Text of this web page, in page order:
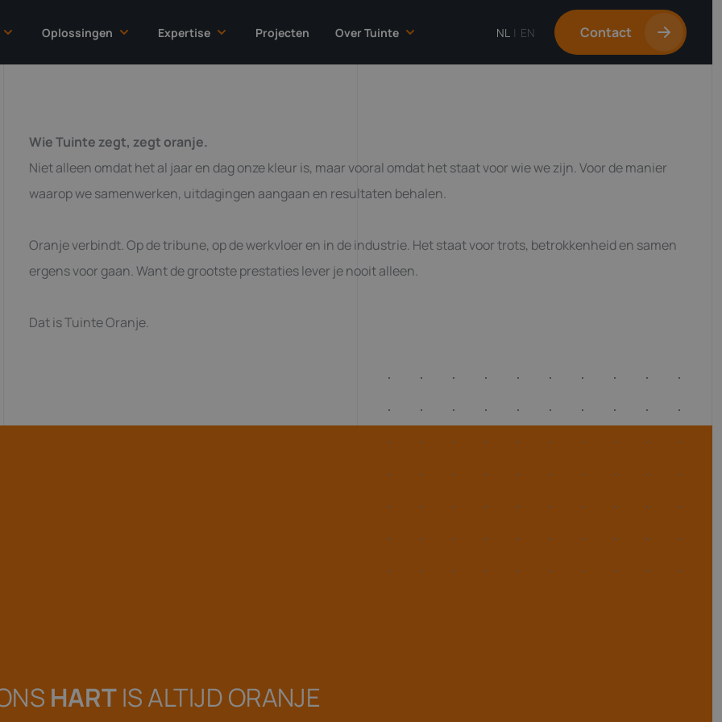
Food
goods
Oplossingen
Complexe onderdelenproductie
Modulebouw
Tooling
Expertise
CNC frezen
CNC draaien
Plaatbewerking & constructie
Projecten Over Tuinte
Werken bij(4)
NL | EN Contact
Wie Tuinte zegt, zegt oranje.
Niet alleen omdat het al jaar en dag onze kleur is, maar vooral omdat het staat voor wie we zijn. Voor de manier
waarop we samenwerken, uitdagingen aangaan en resultaten behalen.
Oranje verbindt. Op de tribune, op de werkvloer en in de industrie. Het staat voor trots, betrokkenheid en samen
ergens voor gaan. Want de grootste prestaties lever je nooit alleen.
Dat is Tuinte Oranje.